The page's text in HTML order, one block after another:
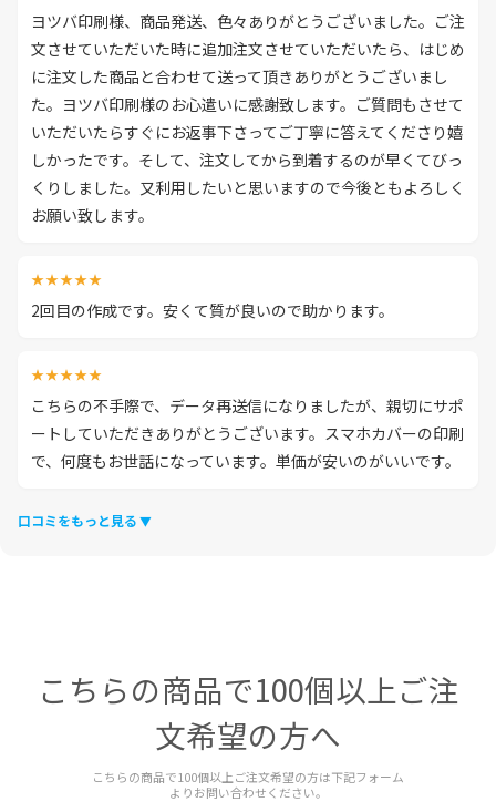
ヨツバ印刷様、商品発送、色々ありがとうございました。ご注
文させていただいた時に追加注文させていただいたら、はじめ
に注文した商品と合わせて送って頂きありがとうございまし
た。ヨツバ印刷様のお心遣いに感謝致します。ご質問もさせて
いただいたらすぐにお返事下さってご丁寧に答えてくださり嬉
しかったです。そして、注文してから到着するのが早くてびっ
くりしました。又利用したいと思いますので今後ともよろしく
お願い致します。
★★★★★
2回目の作成です。安くて質が良いので助かります。
★★★★★
こちらの不手際で、データ再送信になりましたが、親切にサポ
ートしていただきありがとうございます。スマホカバーの印刷
で、何度もお世話になっています。単価が安いのがいいです。
口コミをもっと見る
こちらの商品で100個以上ご注
文希望の方へ
こちらの商品で100個以上ご注文希望の方は下記フォーム
よりお問い合わせください。